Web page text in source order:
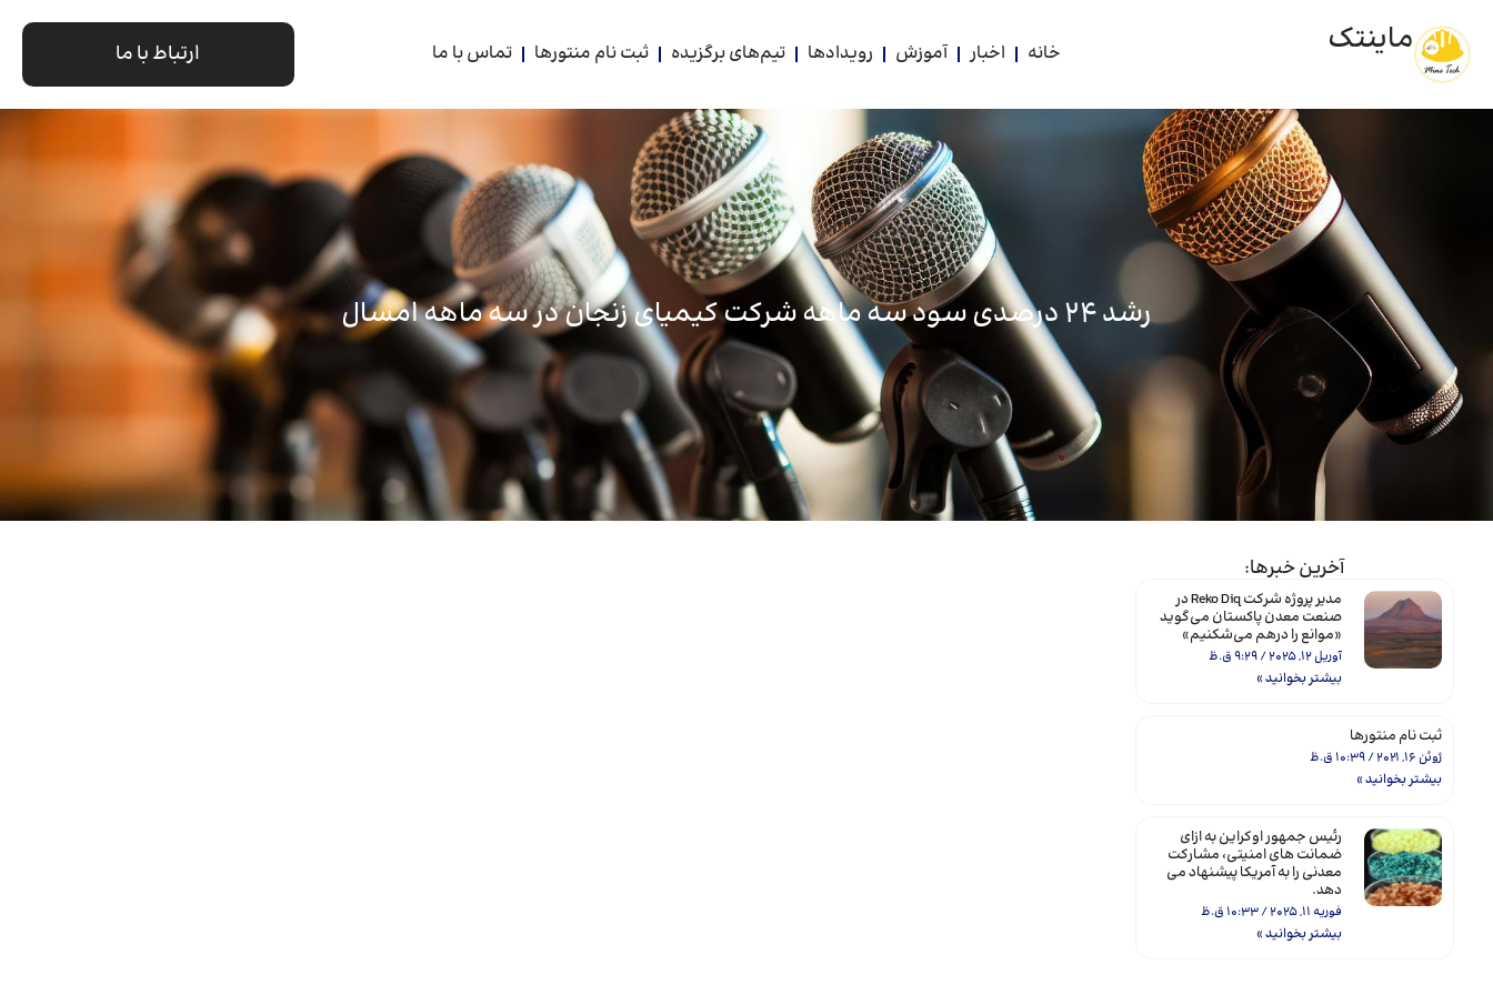
ماینتک خانه اخبار آموزش رویدادها تیم‌های برگزیده ثبت نام منتورها تماس با ما ارتباط با ما
رشد 24 درصدی سود سه ماهه شرکت کیمیای زنجان در سه ماهه امسال
آخرین خبرها:
مدیر پروژه شرکت Reko Diq در
صنعت معدن پاکستان می‌گوید
«موانع را درهم می‌شکنیم»
آوریل 12, 2025
بیشتر بخوانید »
ثبت نام منتورها
ژوئن 16, 2021
بیشتر بخوانید »
رئیس جمهور اوکراین به ازای
ضمانت های امنیتی، مشارکت
معدنی را به آمریکا پیشنهاد می
دهد.
فوریه 11, 2025
بیشتر بخوانید »